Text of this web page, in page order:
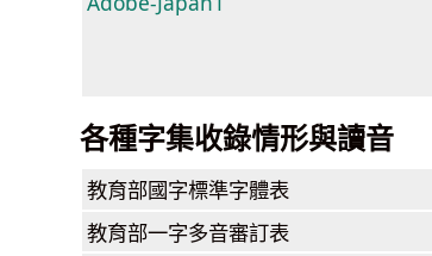
各種字集收錄情形與讀音
教育部國字標準字體表
教育部一字多音審訂表